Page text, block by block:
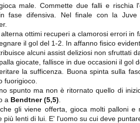
male. Commette due falli e rischia
fase difensiva. Nel finale con la Juve
ottimi recuperi a clamorosi errori in
il gol del 1-2. In affanno fisico
alcuni assist deliziosi non sfruttati
giocate, fallisce in due occasioni il gol
la sufficenza. Buona spinta sulla
fuorigioco.
spunto ma non è ritornato quello di
a Bendtner (5,5)
gli viene offerta, gioca molti palloni e
lenti di lui. E' l'uomo su cui deve
a
Nonostante il gol fortunoso del
Chievo, la sensazione netta è che